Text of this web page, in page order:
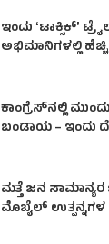
ಇಂದು ʻಟಾಕ್ಸಿಕ್ʼ
ಅಭಿಮಾನಿಗಳಲ್ಲಿ
ಕಾಂಗ್ರೆಸ್​ನಲ್ಲಿ
ಬಂಡಾಯ – ಇಂದು
ಮತ್ತೆ ಜನ ಸಾಮಾನ್ಯರ
ಮೊಬೈಲ್